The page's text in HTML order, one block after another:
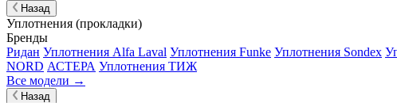
Назад
Уплотнения (прокладки)
Бренды
Ридан Уплотнения Alfa Laval Уплотнения Funke Уплотнения Sondex
NORD АСТЕРА Уплотнения ТИЖ
Все модели →
Назад